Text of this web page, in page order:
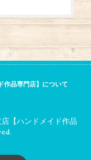
品専門店】について
【ハンドメイド作品